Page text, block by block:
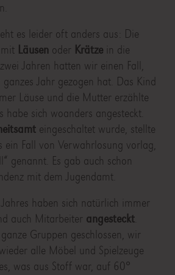
es leider oft anders aus: Die
Läusen oder Krätzein die
Jahren hatten wir einen Fall,
Jahr gezogen hat. Das Kind
Läuse und die Mutter erzählte
habe sich woanders angesteckt.
eingeschaltet wurde, stellte
ein Fall von Verwahrlosung vorlag,
genannt. Es gab auch schon
mit dem Jugendamt.
haben sich natürlich immer
auch Mitarbeiter angesteckt.
Gruppen geschlossen, wir
alle Möbel und Spielzeuge
was aus Stoff war, auf 60°